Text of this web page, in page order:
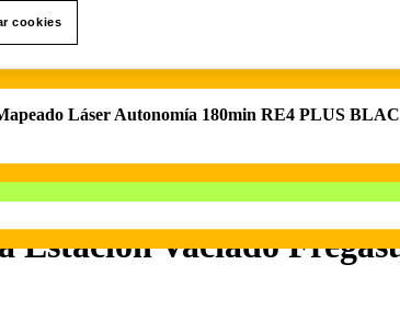
Láser Autonomía 180min RE4 PLUS
Vaciado
cookies